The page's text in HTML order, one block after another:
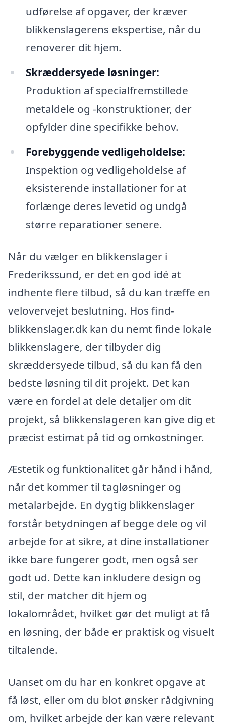
udførelse af opgaver, der kræver
blikkenslagerens ekspertise, når du
renoverer dit hjem.
Skræddersyede løsninger:
Produktion af specialfremstillede
metaldele og -konstruktioner, der
opfylder dine specifikke behov.
Forebyggende vedligeholdelse:
Inspektion og vedligeholdelse af
eksisterende installationer for at
forlænge deres levetid og undgå
større reparationer senere.
Når du vælger en blikkenslager i
Frederikssund, er det en god idé at
indhente flere tilbud, så du kan træffe en
velovervejet beslutning. Hos find-
blikkenslager.dk kan du nemt finde lokale
blikkenslagere, der tilbyder dig
skræddersyede tilbud, så du kan få den
bedste løsning til dit projekt. Det kan
være en fordel at dele detaljer om dit
projekt, så blikkenslageren kan give dig et
præcist estimat på tid og omkostninger.
Æstetik og funktionalitet går hånd i hånd,
når det kommer til tagløsninger og
metalarbejde. En dygtig blikkenslager
forstår betydningen af begge dele og vil
arbejde for at sikre, at dine installationer
ikke bare fungerer godt, men også ser
godt ud. Dette kan inkludere design og
stil, der matcher dit hjem og
lokalområdet, hvilket gør det muligt at få
en løsning, der både er praktisk og visuelt
tiltalende.
Uanset om du har en konkret opgave at
få løst, eller om du blot ønsker rådgivning
om, hvilket arbejde der kan være relevant